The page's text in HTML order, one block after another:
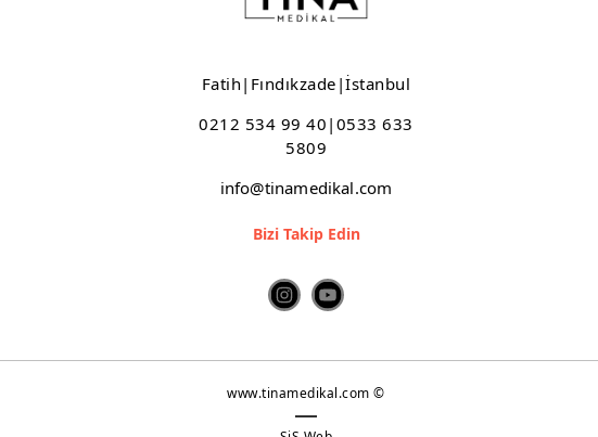
Fatih|Fındıkzade|İstanbul
0212 534 99 40|0533 633
5809
info@tinamedikal.com
Bizi Takip Edin
www.tinamedikal.com ©